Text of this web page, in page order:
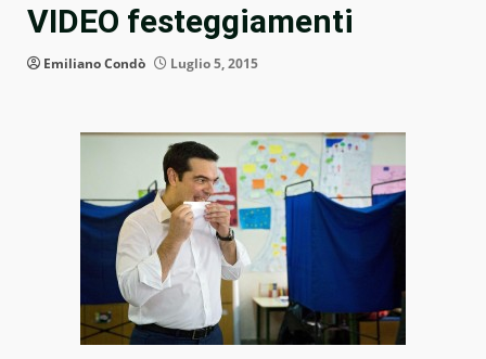
VIDEO festeggiamenti
Emiliano Condò Luglio 5, 2015